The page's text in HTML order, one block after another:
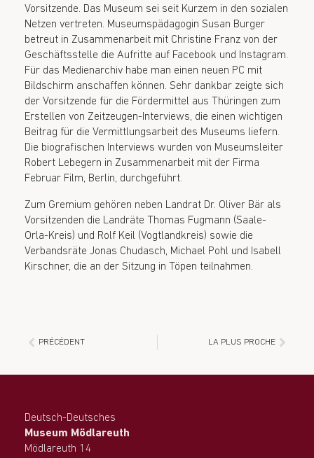
Vorsitzende. Das Museum sei seit Kurzem in den sozialen
Netzen vertreten. Museumspädagogin Susan Burger
betreut in Zusammenarbeit mit Christine Franz von der
Geschäftsstelle die Aufritte auf Facebook und Instagram.
Für das Medienarchiv habe man einen neuen PC mit
Bildschirm anschaffen können. Sehr dankbar zeigte sich
der Vorsitzende für die Fördermittel aus Thüringen zum
Erstellen von Zeitzeugen-Interviews, die einen wichtigen
Beitrag für die Vermittlungsarbeit des Museums liefern.
Die biografischen Interviews wurden von Museumsleiter
Robert Lebegern in Zusammenarbeit mit der Firma
Februar Film, Berlin, durchgeführt.
Zum Gremium gehören neben Landrat Dr. Oliver Bär als
Vorsitzenden die Landräte Thomas Fugmann (Saale-
Orla-Kreis) und Rolf Keil (Vogtlandkreis) sowie die
Verbandsräte Jonas Chudasch, Michael Pohl und Isabell
Kirschner, die an der Sitzung in Töpen teilnahmen.
PRÉCÉDENT LA PLUS PROCHE
Deutsch-Deutsches
Museum Mödlareuth
Mödlareuth 14